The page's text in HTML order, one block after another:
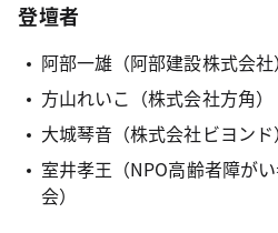
登壇者
阿部一雄（阿部建設株式会社）
方山れいこ（株式会社方角）
大城琴音（株式会社ビヨンド）
室井孝王（NPO高齢者障が
会）